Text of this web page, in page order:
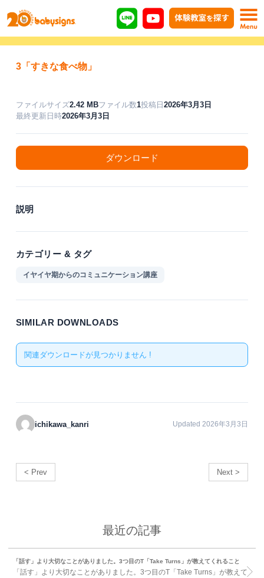
3「すきな食べ物」
ファイルサイズ2.42 MBファイル数1投稿日 2026年3月3日
最終更新日時2026年3月3日
ダウンロード
説明
カテゴリー & タグ
イヤイヤ期からのコミュニケーション講座
SIMILAR DOWNLOADS
関連ダウンロードが見つかりません !
ichikawa_kanri Updated 2026年3月3日
< Prev Next >
最近の記事
「話す」より大切なことがありました。3つ目のT「Take Turns」が教えてくれること
「話す」より大切なことがありました。3つ目のT「Take Turns」が教えて